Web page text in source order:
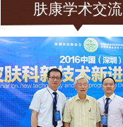
肤康学术交流